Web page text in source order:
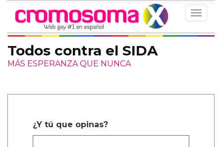
Toggle
Todos contra el SIDA
MÁS ESPERANZA QUE NUNCA
¿Y tú que opinas?